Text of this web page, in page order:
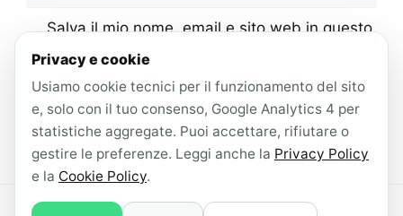
Salva il mio nome, email e sito web in questo
browser per la prossima volta che
commento.
© 2026 AndroidLab · Contenuti redatti con il
Privacy e cookie
Usiamo cookie tecnici per il funzionamento del sito
e, solo con il tuo consenso, Google Analytics 4 per
statistiche aggregate. Puoi accettare, rifiutare o
gestire le preferenze. Leggi anche la Privacy Policy
e la Cookie Policy.